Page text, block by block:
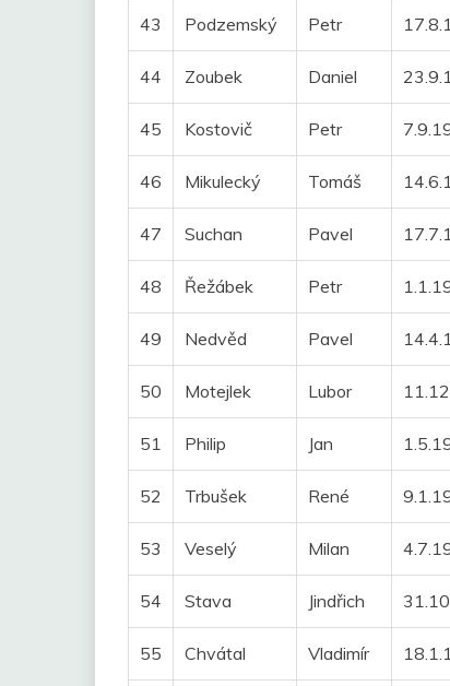
43 Podzemský Petr
44 Zoubek Daniel
45 Kostovič Petr
46 Mikulecký Tomáš
47 Suchan Pavel
48 Řežábek Petr
49 Nedvěd Pavel
50 Motejlek Lubor
51 Philip Jan
52 Trbušek René
53 Veselý Milan
54 Stava Jindřich
55 Chvátal Vladimír